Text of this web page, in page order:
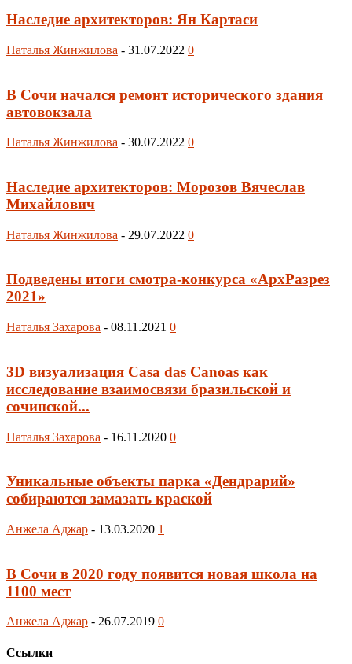
Наследие архитекторов: Ян Картаси
Наталья Жинжилова - 31.07.2022 0
В Сочи начался ремонт исторического здания
автовокзала
Наталья Жинжилова - 30.07.2022 0
Наследие архитекторов: Морозов Вячеслав
Михайлович
Наталья Жинжилова - 29.07.2022 0
Подведены итоги смотра-конкурса «АрхРазрез
2021»
Наталья Захарова - 08.11.2021 0
3D визуализация Casa das Canoas как
исследование взаимосвязи бразильской и
сочинской...
Наталья Захарова - 16.11.2020 0
Уникальные объекты парка «Дендрарий»
собираются замазать краской
Анжела Аджар - 13.03.2020 1
В Сочи в 2020 году появится новая школа на
1100 мест
Анжела Аджар - 26.07.2019 0
Ссылки